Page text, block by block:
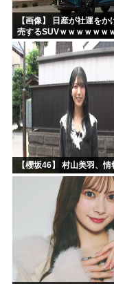
【画像】 日産が社運をか
売するSUVｗｗｗｗｗｗ
【櫻坂46】 村山美羽、